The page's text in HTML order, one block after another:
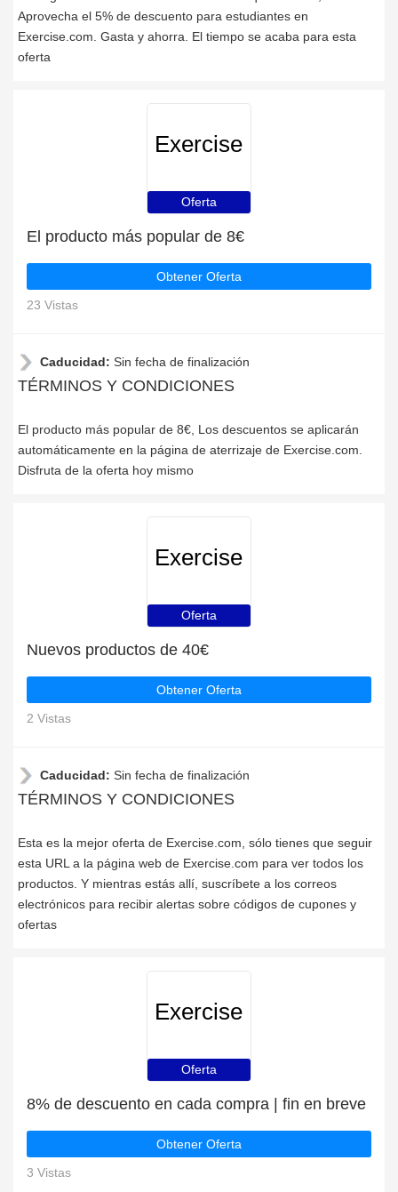
Aprovecha el 5% de descuento para estudiantes en
Exercise.com. Gasta y ahorra. El tiempo se acaba para esta
oferta
Exercise
Oferta
El producto más popular de 8€
Obtener Oferta
23 Vistas
Caducidad: Sin fecha de finalización
TÉRMINOS Y CONDICIONES
El producto más popular de 8€, Los descuentos se aplicarán
automáticamente en la página de aterrizaje de Exercise.com.
Disfruta de la oferta hoy mismo
Exercise
Oferta
Nuevos productos de 40€
Obtener Oferta
2 Vistas
Caducidad: Sin fecha de finalización
TÉRMINOS Y CONDICIONES
Esta es la mejor oferta de Exercise.com, sólo tienes que seguir
esta URL a la página web de Exercise.com para ver todos los
productos. Y mientras estás allí, suscríbete a los correos
electrónicos para recibir alertas sobre códigos de cupones y
ofertas
Exercise
Oferta
8% de descuento en cada compra | fin en breve
Obtener Oferta
3 Vistas